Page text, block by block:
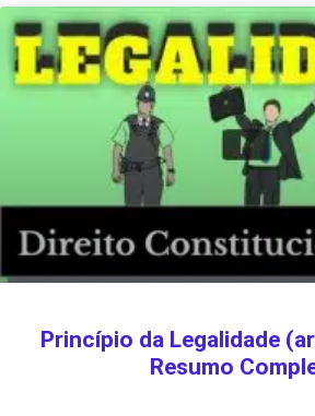
Princípio da Legalidade
Resumo